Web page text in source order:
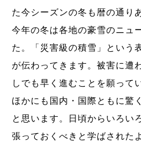
た今シーズンの冬も暦の通り
今年の冬は各地の豪雪のニュ
た。「災害級の積雪」という
が伝わってきます。被害に遭
しでも早く進むことを願って
ほかにも国内・国際ともに驚
と思います。日頃からいろい
張っておくべきと学ばされた